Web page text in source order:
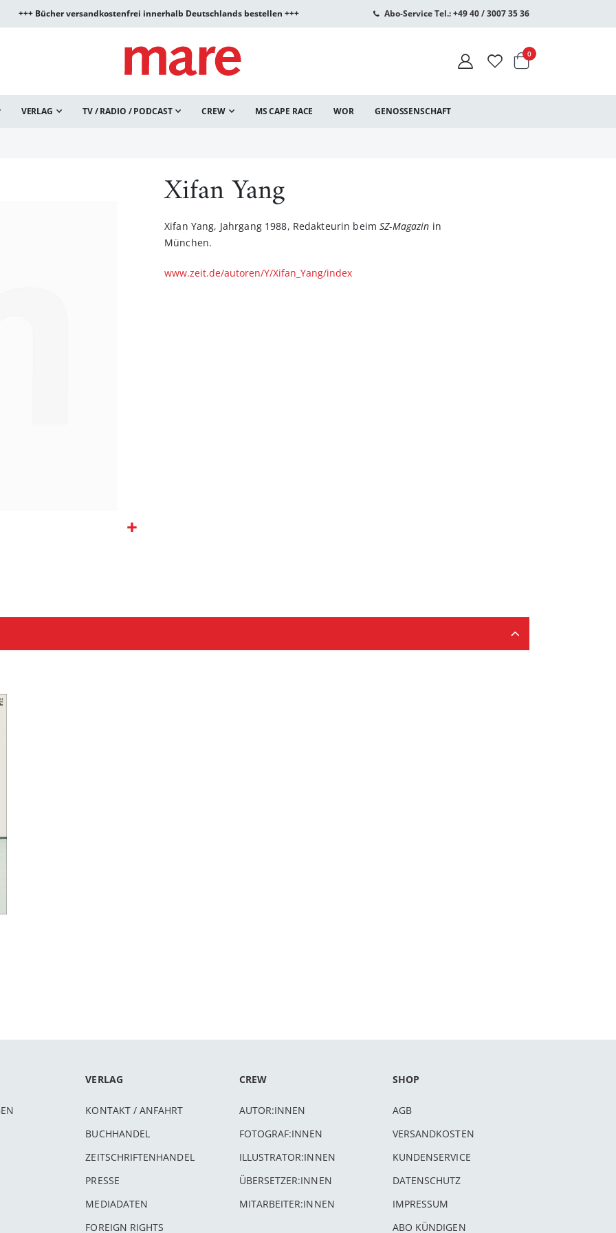
+++ Bücher versandkostenfrei innerhalb Deutschlands bestellen +++ Abo-Service Tel.: +49 40 / 3007 35 36
Warenkorb
0Artikel
VERLAG TV / RADIO / PODCAST CREW MS CAPE RACE WOR GENOSSENSCHAFT
Xifan Yang
Xifan Yang, Jahrgang 1988, Redakteurin beim SZ-Magazin in
München.
www.zeit.de/autoren/Y/Xifan_Yang/index
VERLAG
KONTAKT / ANFAHRT
BUCHHANDEL
ZEITSCHRIFTENHANDEL
PRESSE
MEDIADATEN
FOREIGN RIGHTS
CREW
AUTOR:INNEN
FOTOGRAF:INNEN
ILLUSTRATOR:INNEN
ÜBERSETZER:INNEN
MITARBEITER:INNEN
SHOP
AGB
VERSANDKOSTEN
KUNDENSERVICE
DATENSCHUTZ
IMPRESSUM
ABO KÜNDIGEN